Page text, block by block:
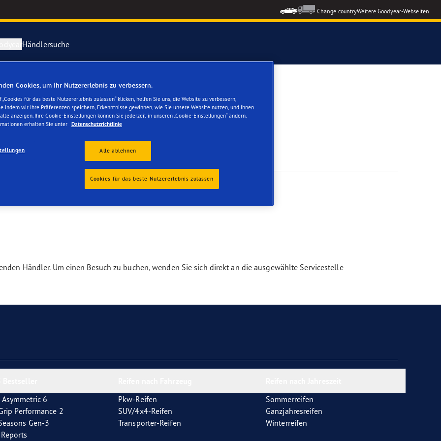
Change countryWeitere Goodyear-Webseiten
Reifenpflege
Sie einen Platten
erforscht Schnee
Blimp UltraGrip Performance 3
Händlersuche
Händler. Um einen Besuch zu buchen, wenden Sie sich direkt an die ausgewählte Servicestelle
Asymmetric 6
Performance 2
Gen-3
Pkw-Reifen
SUV/4x4-Reifen
Transporter-Reifen
Sommerreifen
Ganzjahresreifen
Winterreifen
Cookies, um Ihr Nutzererlebnis zu verbessern.
„Cookies für das beste Nutzererlebnis zulassen“ klicken, helfen Sie uns, die Website zu verbessern,
indem wir Ihre Präferenzen speichern, Erkenntnisse gewinnen, wie Sie unsere Website nutzen, und Ihnen
anzeigen. Ihre Cookie-Einstellungen können Sie jederzeit in unseren „Cookie-Einstellungen“ ändern.
erhalten Sie unter Datenschutzrichtlinie
Alle ablehnen
Cookies für das beste Nutzererlebnis zulassen